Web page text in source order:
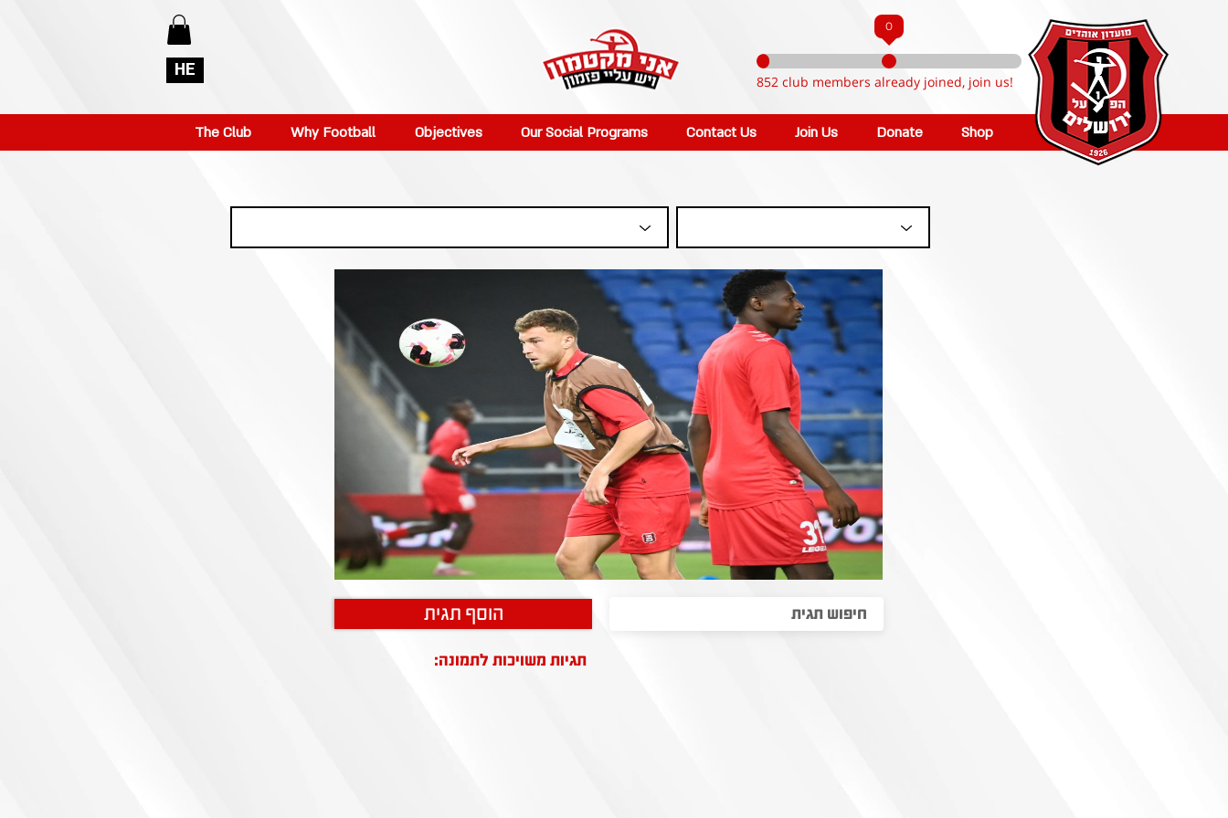
HE
0
852 club members already joined, join us!
The Club Why Football Objectives Our Social Programs Contact Us Join Us Donate Shop
הוסף תגית
תגיות משויכות לתמונה: